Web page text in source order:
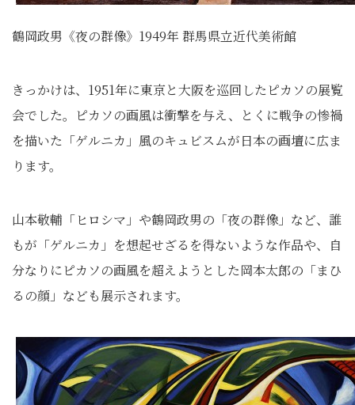
鶴岡政男《夜の群像》1949年 群馬県立近代美術館
きっかけは、1951年に東京と大阪を巡回したピカソの展覧
会でした。ピカソの画風は衝撃を与え、とくに戦争の惨禍
を描いた「ゲルニカ」風のキュビスムが日本の画壇に広ま
ります。
山本敬輔「ヒロシマ」や鶴岡政男の「夜の群像」など、誰
もが「ゲルニカ」を想起せざるを得ないような作品や、自
分なりにピカソの画風を超えようとした岡本太郎の「まひ
るの顔」なども展示されます。